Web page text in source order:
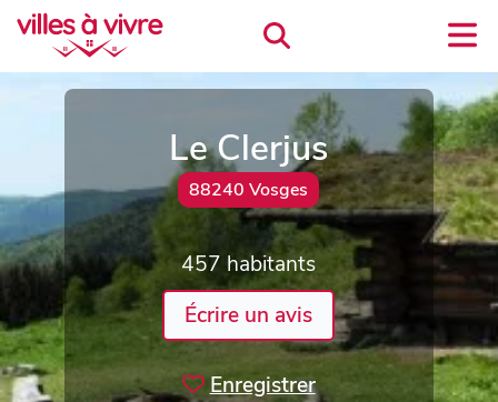
Le Clerjus
88240 Vosges
457 habitants
Écrire un avis
Enregistrer